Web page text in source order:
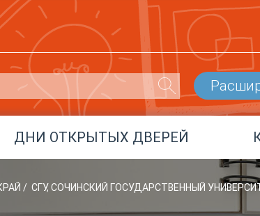
ДНИ ОТКРЫТЫХ ДВЕРЕЙ
/ СГУ, СОЧИНСКИЙ ГОСУДАРСТВЕННЫЙ